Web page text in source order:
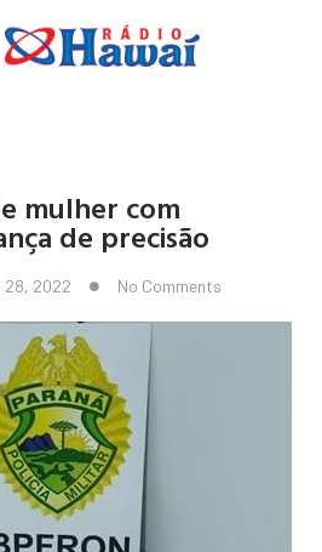
mulher com
de precisão
28, 2022 No Comments